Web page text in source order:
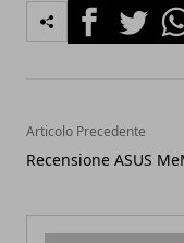
FacebookTwitter
Articolo Precedente
Recensione ASUS